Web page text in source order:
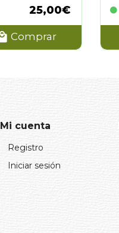
25,00€
Comprar
Mi cuenta
Registro
Iniciar sesión